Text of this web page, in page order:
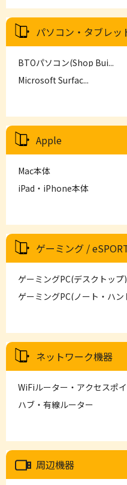
パソコン・タブレッ
BTOパソコン(Shop Bui...
Microsoft Surfac...
Apple
Mac本体
iPad・iPhone本体
ゲーミング /
ゲーミングPC(デスクトップ)
ゲーミングPC(ノート・ハン
ネットワーク機器
WiFiルーター・アクセスポ
ハブ・有線ルーター
周辺機器